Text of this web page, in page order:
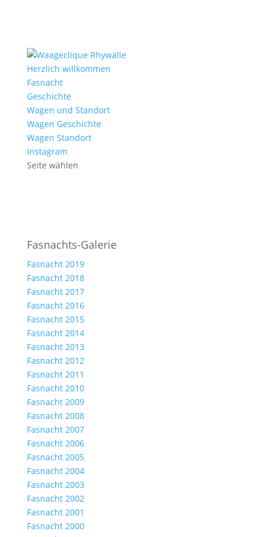
Herzlich willkommen
Fasnacht
Geschichte
Wagen und Standort
Wagen Geschichte
Wagen Standort
Instagram
Seite wählen
Fasnachts-Galerie
Fasnacht 2019
Fasnacht 2018
Fasnacht 2017
Fasnacht 2016
Fasnacht 2015
Fasnacht 2014
Fasnacht 2013
Fasnacht 2012
Fasnacht 2011
Fasnacht 2010
Fasnacht 2009
Fasnacht 2008
Fasnacht 2007
Fasnacht 2006
Fasnacht 2005
Fasnacht 2004
Fasnacht 2003
Fasnacht 2002
Fasnacht 2001
Fasnacht 2000